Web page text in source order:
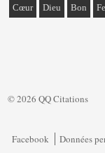
Cœur Dieu Bon
© 2026 QQ Citations
Facebook Données